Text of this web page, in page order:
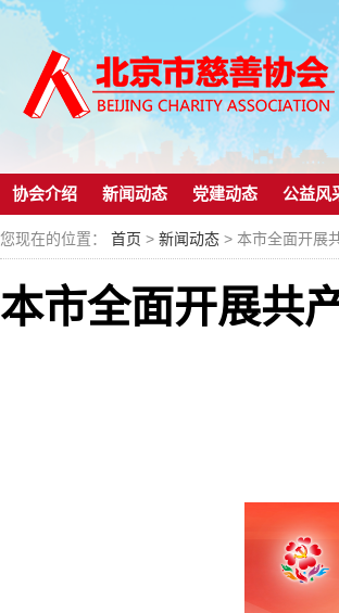
协会介绍 新闻动态 党建动态 公益风
您现在的位置： 首页 > 新闻动态 > 本市全面开展
本市全面开展共